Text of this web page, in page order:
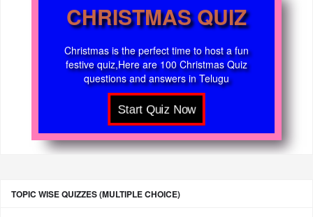
CHRISTMAS QUIZ
Christmas is the perfect time to host a fun
festive quiz,Here are 100 Christmas Quiz
questions and answers in Telugu
TOPIC WISE QUIZZES (MULTIPLE CHOICE)